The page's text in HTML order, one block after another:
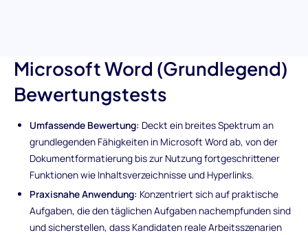
Microsoft Word (Grundlegend)
Bewertungstests
Umfassende Bewertung: Deckt ein breites Spektrum an
grundlegenden Fähigkeiten in Microsoft Word ab, von der
Dokumentformatierung bis zur Nutzung fortgeschrittener
Funktionen wie Inhaltsverzeichnisse und Hyperlinks.
Praxisnahe Anwendung: Konzentriert sich auf praktische
Aufgaben, die den täglichen Aufgaben nachempfunden sind
und sicherstellen, dass Kandidaten reale Arbeitsszenarien